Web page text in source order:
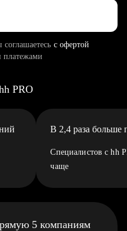
с офертой
платежами
PRO
В 2,4 раза больше
Специалистов с hh
чаще
5 компаниям